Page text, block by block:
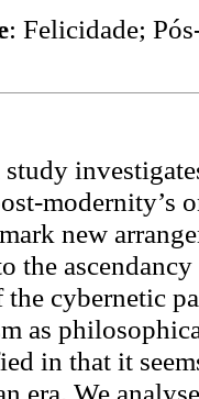
: Felicidade;
modernity’s
new
the
the cybernetic
as
in that it
era. We